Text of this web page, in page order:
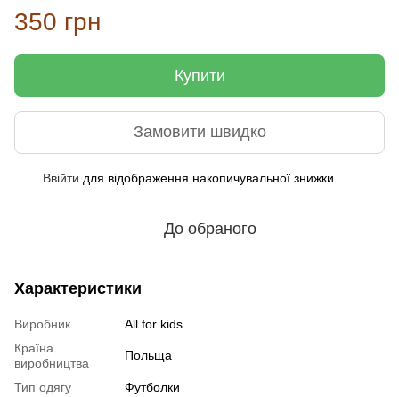
350 грн
Купити
Замовити швидко
Ввійти для відображення накопичувальної знижки
До обраного
Характеристики
Виробник
All for kids
Країна
виробництва
Польща
Тип одягу
Футболки